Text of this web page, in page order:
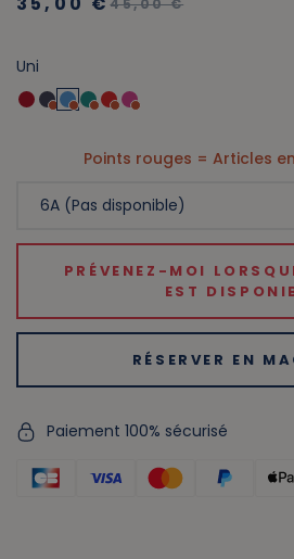
45,00 €
Uni
Points rouges = Articles
PRÉVENEZ-MOI
EST
RÉSERVER EN
Paiement 100% sécurisé